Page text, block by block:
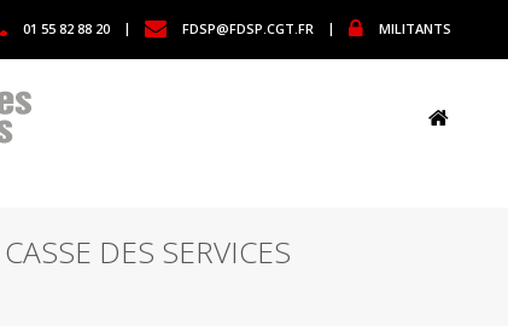
01 55 82 88 20 | FDSP@FDSP.CGT.FR | MILITANTS
DES SERVICES